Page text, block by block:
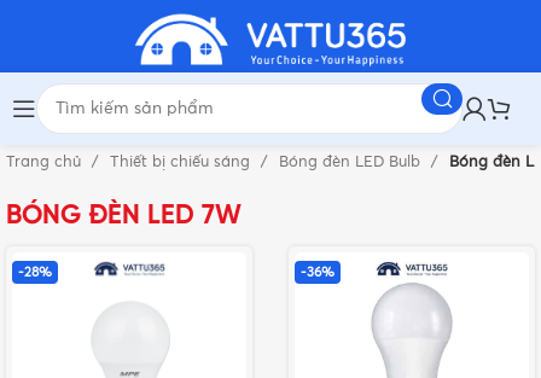
Trang chủ Thiết bị chiếu sáng Bóng đèn LED Bulb Bóng đèn
BÓNG ĐÈN LED 7W
-28% -36%